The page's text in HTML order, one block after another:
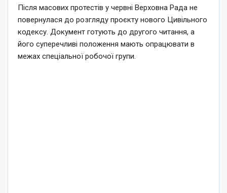
Після масових протестів у червні Верховна Рада не
повернулася до розгляду проєкту нового Цивільного
кодексу. Документ готують до другого читання, а
його суперечливі положення мають опрацювати в
межах спеціальної робочої групи.